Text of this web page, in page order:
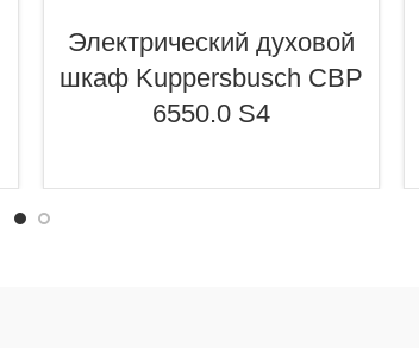
Электрический духовой
шкаф Kuppersbusch CBP
6550.0 S4